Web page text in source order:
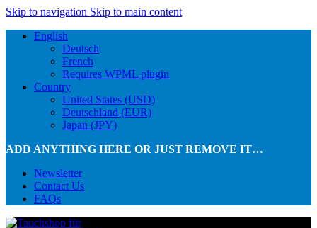
Skip to navigation Skip to main content
English
Deutsch
French
Requires WPML plugin
Country
United States (USD)
Deutschland (EUR)
Japan (JPY)
ADD ANYTHING HERE OR JUST REMOVE IT…
Newsletter
Contact Us
FAQs